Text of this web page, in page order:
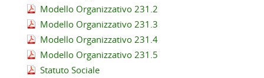
Modello Organizzativo 231.2
Modello Organizzativo 231.3
Modello Organizzativo 231.4
Modello Organizzativo 231.5
Statuto Sociale